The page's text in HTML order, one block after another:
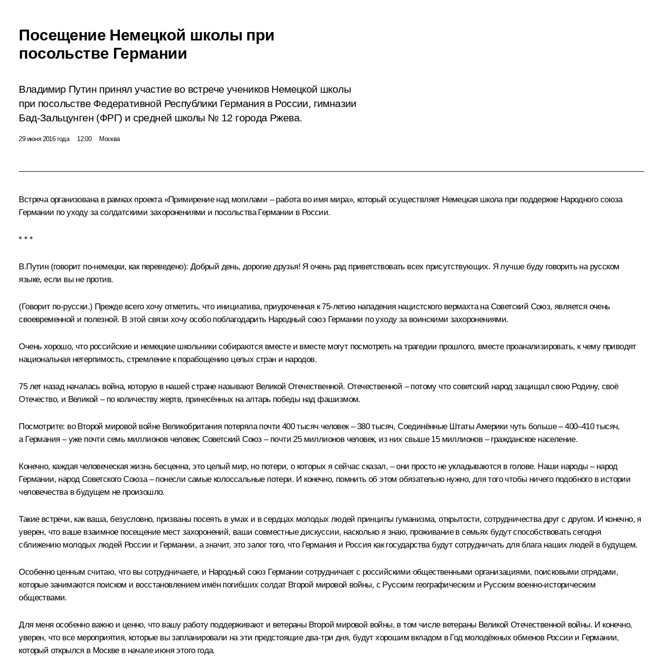
Посещение Немецкой школы при
посольстве Германии
Владимир Путин принял участие во встрече учеников Немецкой школы
при посольстве Федеративной Республики Германия в России, гимназии
Бад-Зальцунген (ФРГ) и средней школы № 12 города Ржева.
29 июня 2016 года 12:00 Москва
Встреча организована в рамках проекта «Примирение над могилами – работа во имя мира», который осуществляет Немецкая школа при поддержке Народного союза
Германии по уходу за солдатскими захоронениями и посольства Германии в России.
* * *
В.Путин (говорит по‑немецки, как переведено): Добрый день, дорогие друзья! Я очень рад приветствовать всех присутствующих. Я лучше буду говорить на русском
языке, если вы не против.
(Говорит по‑русски.) Прежде всего хочу отметить, что инициатива, приуроченная к 75-летию нападения нацистского вермахта на Советский Союз, является очень
своевременной и полезной. В этой связи хочу особо поблагодарить Народный союз Германии по уходу за воинскими захоронениями.
Очень хорошо, что российские и немецкие школьники собираются вместе и вместе могут посмотреть на трагедии прошлого, вместе проанализировать, к чему приводят
национальная нетерпимость, стремление к порабощению целых стран и народов.
75 лет назад началась война, которую в нашей стране называют Великой Отечественной. Отечественной – потому что советский народ защищал свою Родину, своё
Отечество, и Великой – по количеству жертв, принесённых на алтарь победы над фашизмом.
Посмотрите: во Второй мировой войне Великобритания потеряла почти 400 тысяч человек – 380 тысяч, Соединённые Штаты Америки чуть больше – 400–410 тысяч,
а Германия – уже почти семь миллионов человек; Советский Союз – почти 25 миллионов человек, из них свыше 15 миллионов – гражданское население.
Конечно, каждая человеческая жизнь бесценна, это целый мир, но потери, о которых я сейчас сказал, – они просто не укладываются в голове. Наши народы – народ
Германии, народ Советского Союза – понесли самые колоссальные потери. И конечно, помнить об этом обязательно нужно, для того чтобы ничего подобного в истории
человечества в будущем не произошло.
Такие встречи, как ваша, безусловно, призваны посеять в умах и в сердцах молодых людей принципы гуманизма, открытости, сотрудничества друг с другом. И конечно, я
уверен, что ваше взаимное посещение мест захоронений, ваши совместные дискуссии, насколько я знаю, проживание в семьях будут способствовать сегодня
сближению молодых людей России и Германии, а значит, это залог того, что Германия и Россия как государства будут сотрудничать для блага наших людей в будущем.
Особенно ценным считаю, что вы сотрудничаете, и Народный союз Германии сотрудничает с российскими общественными организациями, поисковыми отрядами,
которые занимаются поиском и восстановлением имён погибших солдат Второй мировой войны, с Русским географическим и Русским военно-историческим
обществами.
Для меня особенно важно и ценно, что вашу работу поддерживают и ветераны Второй мировой войны, в том числе ветераны Великой Отечественной войны. И конечно,
уверен, что все мероприятия, которые вы запланировали на эти предстоящие два-три дня, будут хорошим вкладом в Год молодёжных обменов России и Германии,
который открылся в Москве в начале июня этого года.